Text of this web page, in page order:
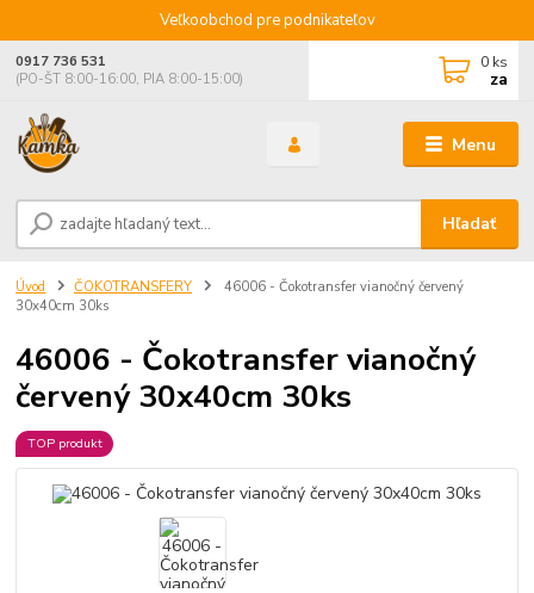
Veľkoobchod pre podnikateľov
Menu
Hľadať
0917 736 531
(PO-ŠT 8:00-16:00, PIA 8:00-15:00)
0 ks
za
Úvod ČOKOTRANSFERY
46006 - Čokotransfer vianočný červený
30x40cm 30ks
46006 - Čokotransfer vianočný
červený 30x40cm 30ks
TOP produkt